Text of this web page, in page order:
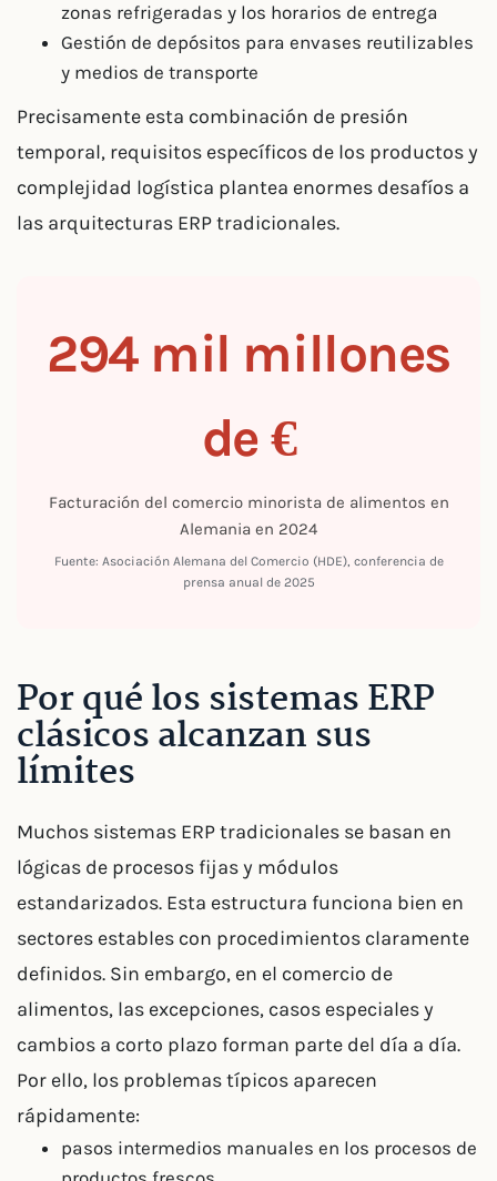
zonas refrigeradas y los horarios de entrega
Gestión de depósitos para envases reutilizables
y medios de transporte
Precisamente esta combinación de presión
temporal, requisitos específicos de los productos y
complejidad logística plantea enormes desafíos a
las arquitecturas ERP tradicionales.
294 mil millones
de €
Facturación del comercio minorista de alimentos en
Alemania en 2024
Fuente: Asociación Alemana del Comercio (HDE), conferencia de
prensa anual de 2025
Por qué los sistemas ERP
clásicos alcanzan sus
límites
Muchos sistemas ERP tradicionales se basan en
lógicas de procesos fijas y módulos
estandarizados. Esta estructura funciona bien en
sectores estables con procedimientos claramente
definidos. Sin embargo, en el comercio de
alimentos, las excepciones, casos especiales y
cambios a corto plazo forman parte del día a día.
Por ello, los problemas típicos aparecen
rápidamente:
pasos intermedios manuales en los procesos de